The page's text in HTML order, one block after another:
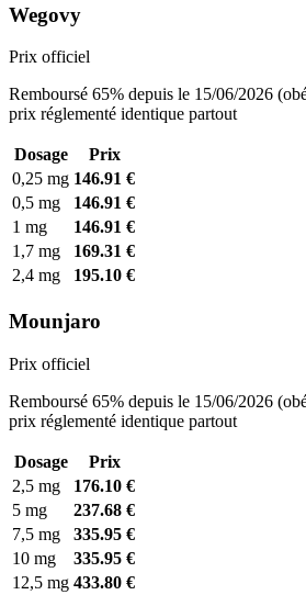
Wegovy
Prix officiel
Remboursé 65% depuis le 15/06/2026
prix réglementé identique partout
Dosage
Prix
0,25 mg 146.91 €
0,5 mg
146.91 €
1 mg
146.91 €
1,7 mg
169.31 €
2,4 mg
195.10 €
Mounjaro
Prix officiel
Remboursé 65% depuis le 15/06/2026
prix réglementé identique partout
Dosage
Prix
2,5 mg
176.10 €
5 mg
237.68 €
7,5 mg
335.95 €
10 mg
335.95 €
12,5 mg 433.80 €